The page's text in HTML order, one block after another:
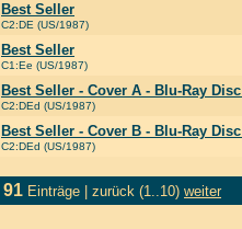
Best Seller
C2:DE (US/1987)
Best Seller
C1:Ee (US/1987)
Best Seller - Cover A - Blu-Ray
C2:DEd (US/1987)
Best Seller - Cover B - Blu-Ray
C2:DEd (US/1987)
91 Einträge | zurück (1..10) weiter